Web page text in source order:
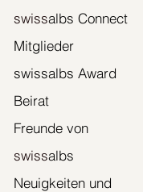
swissalbs Connect
Mitglieder
swissalbs Award
Beirat
Freunde von
swissalbs
Neuigkeiten und